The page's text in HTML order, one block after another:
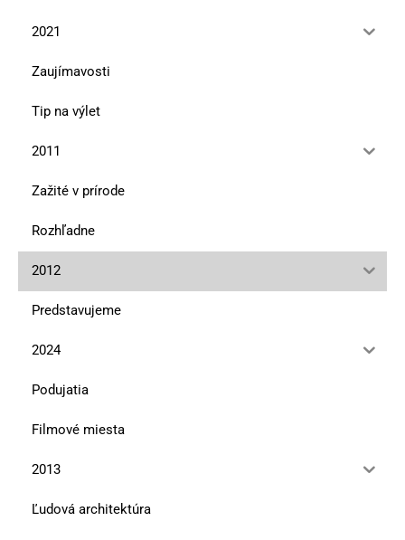
2021
Zaujímavosti
Tip na výlet
2011
Zažité v prírode
Rozhľadne
2012
Predstavujeme
2024
Podujatia
Filmové miesta
2013
Ľudová architektúra